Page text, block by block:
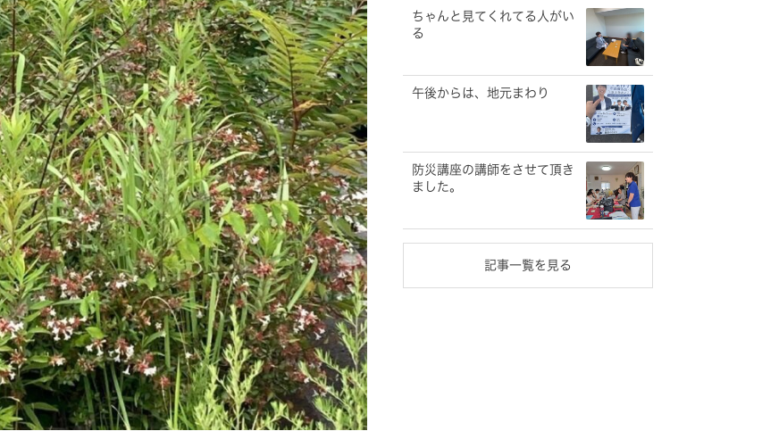
ちゃんと見てくれてる人がい
る
午後からは、地元まわり
防災講座の講師をさせて頂き
ました。
記事一覧を見る